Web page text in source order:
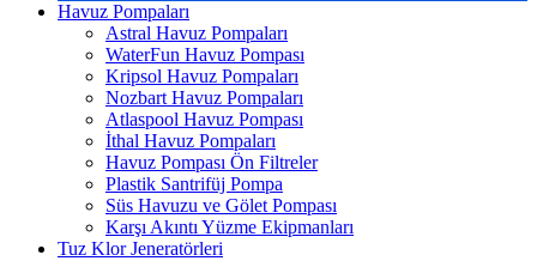
Havuz Pompaları
Astral Havuz Pompaları
WaterFun Havuz Pompası
Kripsol Havuz Pompaları
Nozbart Havuz Pompaları
Atlaspool Havuz Pompası
İthal Havuz Pompaları
Havuz Pompası Ön Filtreler
Plastik Santrifüj Pompa
Süs Havuzu ve Gölet Pompası
Karşı Akıntı Yüzme Ekipmanları
Tuz Klor Jeneratörleri